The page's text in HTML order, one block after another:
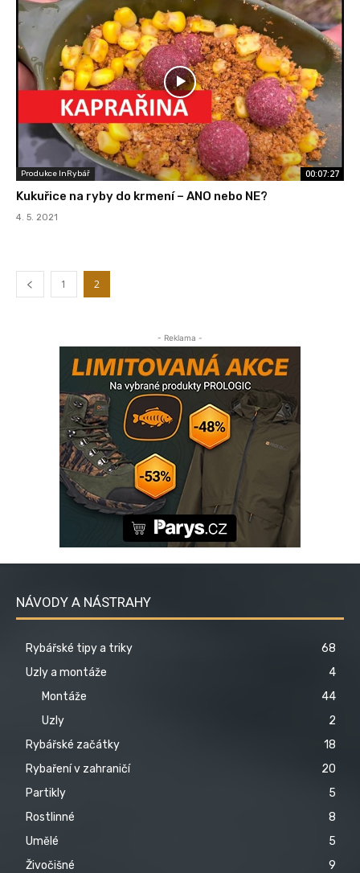
Produkce InRybář 00:07:27
Kukuřice na ryby do krmení – ANO nebo NE?
4. 5. 2021
1 2
- Reklama -
NÁVODY A NÁSTRAHY
Rybářské tipy a triky
68
Uzly a montáže
4
Montáže
44
Uzly
2
Rybářské začátky
18
Rybaření v zahraničí
20
Partikly
5
Rostlinné
8
Umělé
5
Živočišné
9